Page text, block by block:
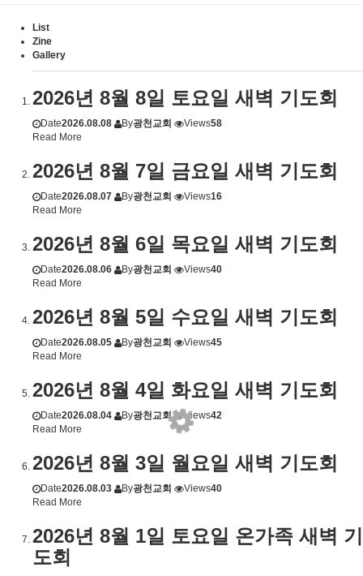
List
Zine
Gallery
2026년 8월 8일 토요일 새벽 기도회
Date2026.08.08 By광천교회 Views58
Read More
2026년 8월 7일 금요일 새벽 기도회
Date2026.08.07 By광천교회 Views16
Read More
2026년 8월 6일 목요일 새벽 기도회
Date2026.08.06 By광천교회 Views40
Read More
2026년 8월 5일 수요일 새벽 기도회
Date2026.08.05 By광천교회 Views45
Read More
2026년 8월 4일 화요일 새벽 기도회
Date2026.08.04 By광천교회 Views42
Read More
2026년 8월 3일 월요일 새벽 기도회
Date2026.08.03 By광천교회 Views40
Read More
2026년 8월 1일 토요일 온가족 새벽 기
도회